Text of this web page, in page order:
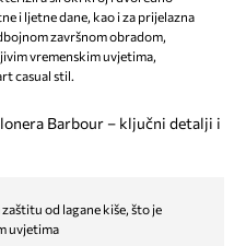
i ljetne dane, kao i za prijelazna
završnom obradom,
vremenskim uvjetima,
casual stil.
Barbour – ključni detalji i
od lagane kiše, što je
uvjetima